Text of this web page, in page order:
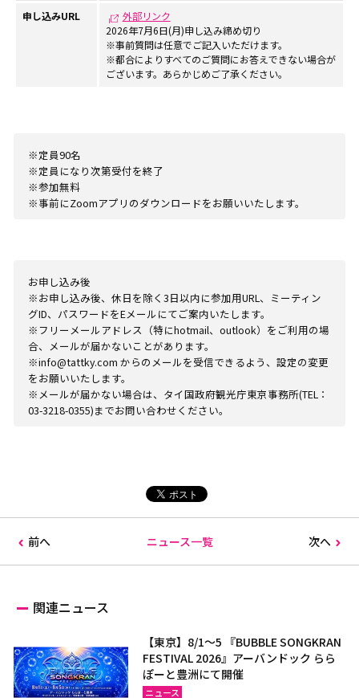
申し込みURL
外部リンク
2026年7月6日(月)申し込み締め切り
※事前質問は任意でご記入いただけます。
※都合によりすべてのご質問にお答えできない場合が
ございます。あらかじめご了承ください。
※定員90名
※定員になり次第受付を終了
※参加無料
※事前にZoomアプリのダウンロードをお願いいたします。
お申し込み後
※お申し込み後、休日を除く3日以内に参加用URL、ミーティン
グID、パスワードをEメールにてご案内いたします。
※フリーメールアドレス（特にhotmail、outlook）をご利用の場
合、メールが届かないことがあります。
※info@tattky.com からのメールを受信できるよう、設定の変更
をお願いいたします。
※メールが届かない場合は、タイ国政府観光庁東京事務所(TEL：
03-3218-0355)までお問い合わせください。
前へ ニュース一覧 次へ
関連ニュース
【東京】8/1～5 『BUBBLE SONGKRAN
FESTIVAL 2026』アーバンドック らら
ぽーと豊洲にて開催
ニュース